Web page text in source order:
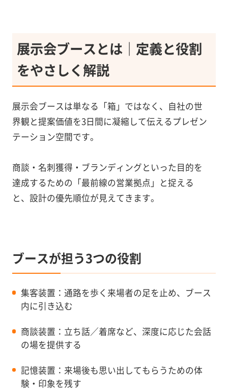
展示会ブースとは｜定義と役割
をやさしく解説
展示会ブースは単なる「箱」ではなく、自社の世
界観と提案価値を3日間に凝縮して伝えるプレゼン
テーション空間です。
商談・名刺獲得・ブランディングといった目的を
達成するための「最前線の営業拠点」と捉える
と、設計の優先順位が見えてきます。
ブースが担う3つの役割
集客装置：通路を歩く来場者の足を止め、ブース
内に引き込む
商談装置：立ち話／着席など、深度に応じた会話
の場を提供する
記憶装置：来場後も思い出してもらうための体
験・印象を残す